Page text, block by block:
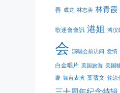
善 成龙 林志美 林青霞
歌迷會會訊 港姐 溥仪
会 演唱会前访问 爱情
白金唱片 美国旅游 美国
慶 舞台表演 葉蒨文 轮流